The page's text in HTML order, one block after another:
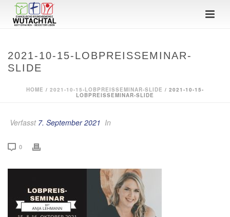
2021-10-15-LOBPREISSEMINAR-
SLIDE
HOME / 2021-10-15-LOBPREISSEMINAR-SLIDE / 2021-10-15-
LOBPREISSEMINAR-SLIDE
Verfasst 7. September 2021 In
0